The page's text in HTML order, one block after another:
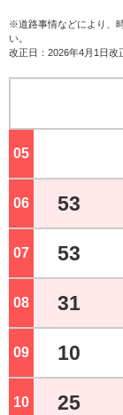
※道路事情などにより、
い。
改正日：2026年4月1日改
05
06 53
07 53
08 31
09 10
10 25